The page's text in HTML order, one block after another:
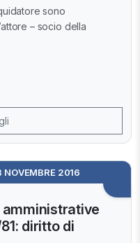
sono
– socio della
NOVEMBRE 2016
diritto di